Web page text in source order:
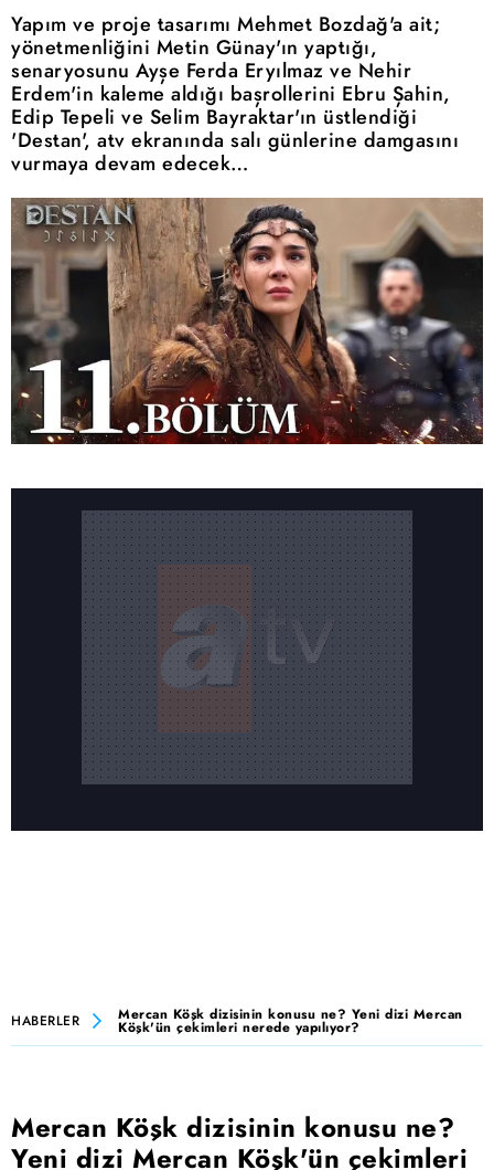
Yapım ve proje tasarımı Mehmet Bozdağ'a ait;
yönetmenliğini Metin Günay'ın yaptığı,
senaryosunu Ayşe Ferda Eryılmaz ve Nehir
Erdem'in kaleme aldığı başrollerini Ebru Şahin,
Edip Tepeli ve Selim Bayraktar'ın üstlendiği
'Destan', atv ekranında salı günlerine damgasını
vurmaya devam edecek…
HABERLER Mercan Köşk dizisinin konusu ne? Yeni dizi Mercan
Köşk'ün çekimleri nerede yapılıyor?
Mercan Köşk dizisinin konusu ne?
Yeni dizi Mercan Köşk'ün çekimleri